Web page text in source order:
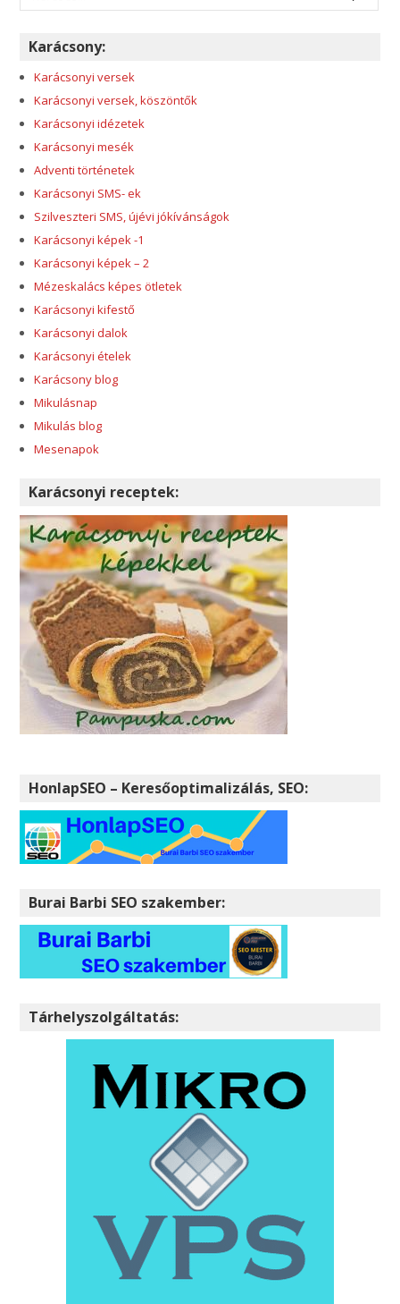
Karácsony:
Karácsonyi versek
Karácsonyi versek, köszöntők
Karácsonyi idézetek
Karácsonyi mesék
Adventi történetek
Karácsonyi SMS- ek
Szilveszteri SMS, újévi jókívánságok
Karácsonyi képek -1
Karácsonyi képek – 2
Mézeskalács képes ötletek
Karácsonyi kifestő
Karácsonyi dalok
Karácsonyi ételek
Karácsony blog
Mikulásnap
Mikulás blog
Mesenapok
Karácsonyi receptek:
HonlapSEO – Keresőoptimalizálás, SEO:
Burai Barbi SEO szakember:
Tárhelyszolgáltatás: